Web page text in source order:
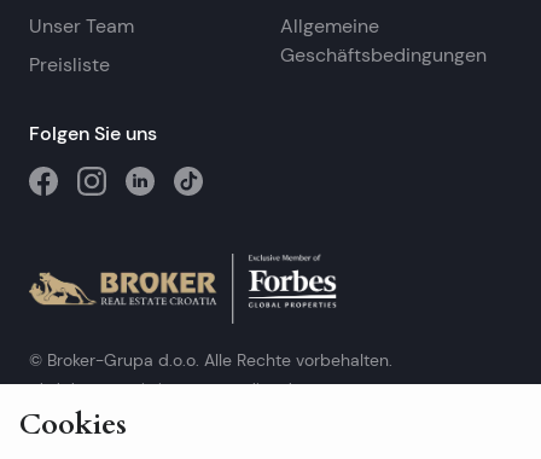
Unser Team
Preisliste
Allgemeine
Geschäftsbedingungen
Folgen Sie uns
© Broker-Grupa d.o.o. Alle Rechte vorbehalten.
Obala kneza Branimira 1, 21000 Split-Phone: +385 98 384 007
Broker-grupa d.o.o. ist exklusives Mitglied von Forbes Global
Cookies